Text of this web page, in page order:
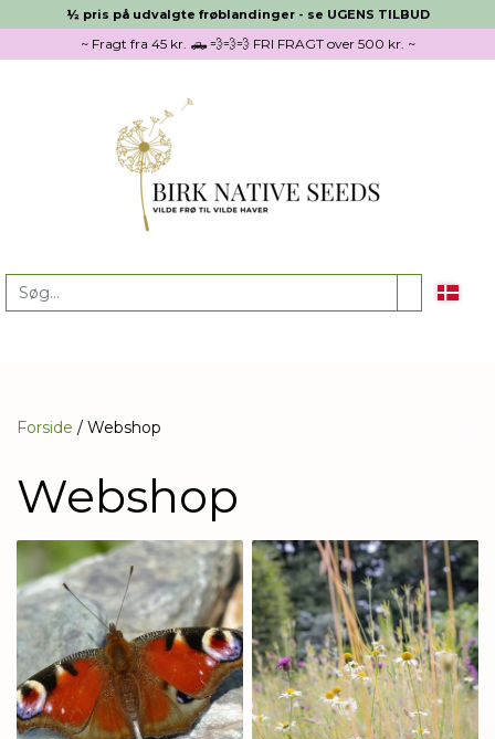
½ pris på udvalgte frøblandinger - se UGENS TILBUD
~ Fragt fra 45 kr. 🛻 💨💨💨 FRI FRAGT over 500 kr. ~
Forside Webshop
Webshop